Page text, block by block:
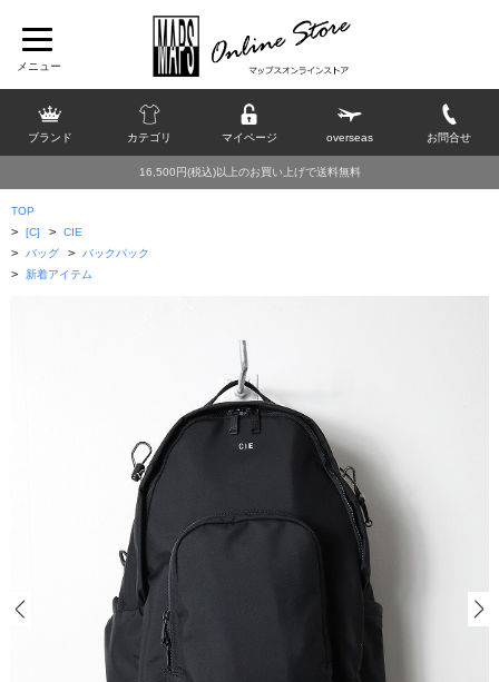
ブランド カテゴリ マイページ overseas お問合せ
16,500円(税込)以上のお買い上げで送料無料
TOP
> [C] > CIE
> バッグ > バックパック
> 新着アイテム